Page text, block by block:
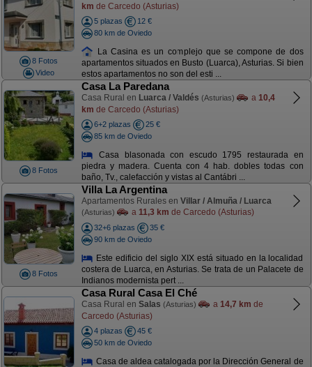
8 Fotos
Video
km de Carcedo (Asturias)
5 plazas
12 €
80 km de Oviedo
La Casina es un complejo que se compone de dos
apartamentos situados en Busto (Luarca), Asturias. Si bien
estos apartamentos no son del esti ...
8 Fotos
Casa La Paredana
Casa Rural en Luarca / Valdés (Asturias) a 10,4
km de Carcedo (Asturias)
6+2 plazas
25 €
85 km de Oviedo
Casa blasonada con escudo 1795 restaurada en
piedra y madera. Cuenta con 4 hab. dobles todas con
baño, Tv., calefacción y vistas al Cantábri ...
8 Fotos
Villa La Argentina
Apartamentos Rurales en Villar / Almuña / Luarca
(Asturias) a 11,3 km de Carcedo (Asturias)
32+6 plazas
35 €
90 km de Oviedo
Este edificio del siglo XIX está situado en la localidad
costera de Luarca, en Asturias. Se trata de un Palacete de
Indianos modernista pert ...
Casa Rural Casa El Ché
Casa Rural en Salas (Asturias) a 14,7 km de
Carcedo (Asturias)
4 plazas
45 €
50 km de Oviedo
Casa de aldea catalogada por la Dirección General de